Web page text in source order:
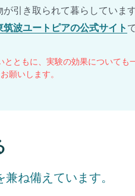
引き取られて暮らしています
筑波ユートピアの公式サイト
ともに、実験の効果についても
願いします。
ね備えています。